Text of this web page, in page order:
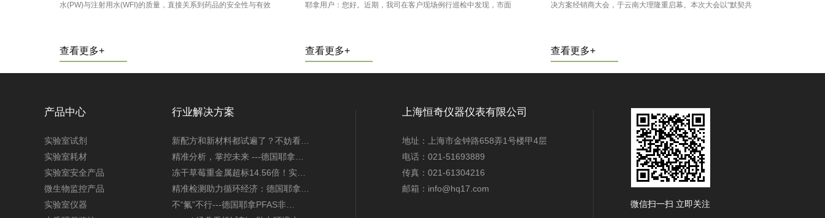
水(PW)与注射用水(WFI)的质量，直接关系到药品的安全性与有效
查看更多+
耶拿用户：您好。近期，我司在客户现场例行巡检中发现，市面
查看更多+
决方案经销商大会，于云南大理隆重启幕。本次大会以“默契共
查看更多+
产品中心
实验室试剂
实验室耗材
实验室安全产品
微生物监控产品
实验室仪器
行业解决方案
新配方和新材料都试遍了？不妨看…
精准分析，掌控未来 ---德国耶拿…
冻干草莓重金属超标14.56倍！实…
精准检测助力循环经济：德国耶拿…
不“氟”不行---德国耶拿PFAS非…
上海恒奇仪器仪表有限公司
地址：上海市金钟路658弄1号楼甲4层
电话：021-51693889
传真：021-61304216
邮箱：info@hq17.com
微信扫一扫 立即关注